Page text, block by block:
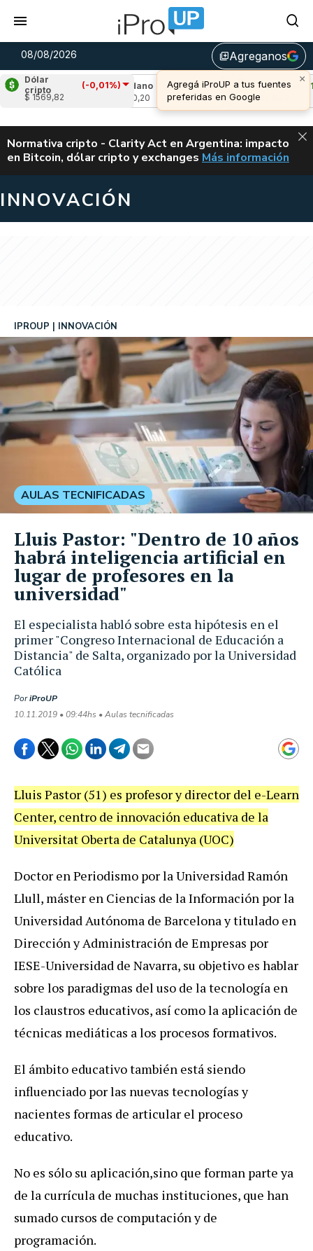
08/08/2026 library_addAgreganos
Dólar
cripto
(-0,01%)
$ 1569,82
Cardano
(0,19%)
Avalanche (1,98%)
u$s 6,53
ALERTA
Normativa cripto - Clarity Act en Argentina: impacto
en Bitcoin, dólar cripto y exchanges CLARITY ACT EN
Más información
INNOVACIÓN
El especialista habló sobre esta hipótesis en el
primer "Congreso Internacional de Educación a
Distancia" de Salta, organizado por la Universidad
Católica
IPROUP INNOVACIÓN
PoriProUP
10.11.2019 • 09:44hs • Aulas tecnificadas
AULAS TECNIFICADAS
Lluis Pastor: "Dentro de 10 años
habrá inteligencia artificial en
lugar de profesores en la
universidad"
Lluis Pastor (51) es profesor y director del e-Learn
Center, centro de innovación educativa de la
Universitat Oberta de Catalunya (UOC)
Doctor en Periodismo por la Universidad Ramón
Llull, máster en Ciencias de la Información por la
Universidad Autónoma de Barcelona y titulado en
Dirección y Administración de Empresas por
IESE-Universidad de Navarra, su objetivo es hablar
sobre los paradigmas del uso de la tecnología en
los claustros educativos, así como la aplicación de
técnicas mediáticas a los procesos formativos.
El ámbito educativo también está siendo
influenciado por las nuevas tecnologías y
nacientes formas de articular el proceso
educativo.
No es sólo su aplicación,sino que forman parte ya
de la currícula de muchas instituciones, que han
sumado cursos de computación y de
programación.